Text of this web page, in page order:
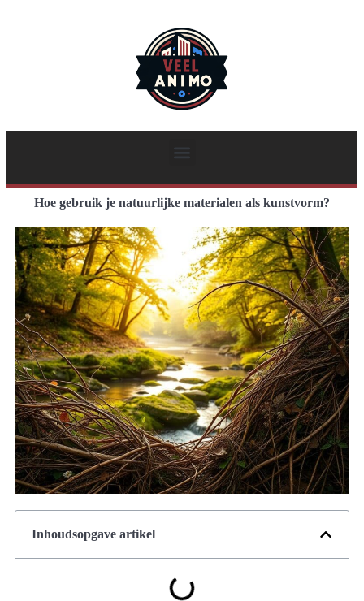
Hoe gebruik je natuurlijke materialen als kunstvorm?
Inhoudsopgave artikel